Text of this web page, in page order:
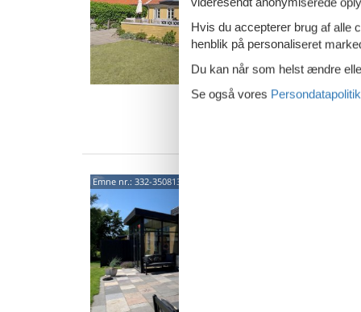
5,0
både
byen.
6
3
Emne nr.: 332-350813
Hvis du accepterer brug af alle
henblik på personaliseret
Du kan når som helst ændre
Se også vores Persondatapolitik